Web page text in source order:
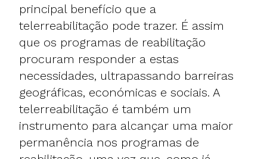
principal benefício que a
telerreabilitação pode trazer. É assim
que os programas de reabilitação
procuram responder a estas
necessidades, ultrapassando barreiras
geográficas, económicas e sociais. A
telerreabilitação é também um
instrumento para alcançar uma maior
permanência nos programas de